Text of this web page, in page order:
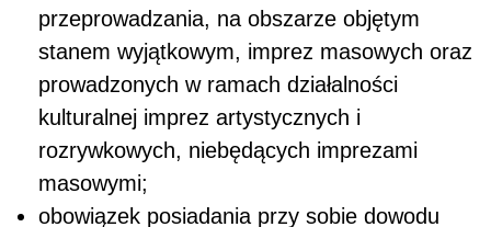
przeprowadzania, na obszarze objętym
stanem wyjątkowym, imprez masowych oraz
prowadzonych w ramach działalności
kulturalnej imprez artystycznych i
rozrywkowych, niebędących imprezami
masowymi;
obowiązek posiadania przy sobie dowodu